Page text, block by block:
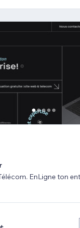
EnLigne ton